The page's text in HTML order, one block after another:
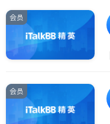
Rowland
ties
Inyo &
Riverside
会员
会员